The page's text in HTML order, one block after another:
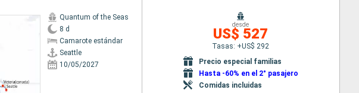
Quantum of the Seas
8 d
Camarote estándar
Seattle
10/05/2027
desde
US$ 527
Tasas: +US$ 292
Precio especial familias
Hasta -60% en el 2° pasajero
Comidas incluidas